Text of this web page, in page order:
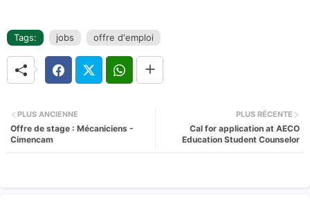
Tags: jobs offre d'emploi
PLUS RÉCENTE
Cal for application at AECO
Education Student Counselor
PLUS ANCIENNE
Offre de stage : Mécaniciens -
Cimencam